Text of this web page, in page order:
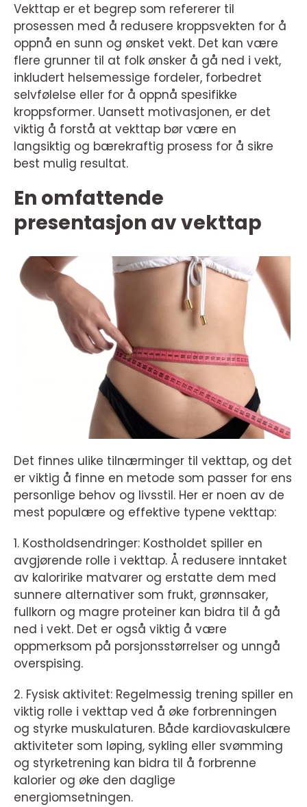
Vekttap er et begrep som refererer til
prosessen med å redusere kroppsvekten for å
oppnå en sunn og ønsket vekt. Det kan være
flere grunner til at folk ønsker å gå ned i vekt,
inkludert helsemessige fordeler, forbedret
selvfølelse eller for å oppnå spesifikke
kroppsformer. Uansett motivasjonen, er det
viktig å forstå at vekttap bør være en
langsiktig og bærekraftig prosess for å sikre
best mulig resultat.
En omfattende
presentasjon av vekttap
Det finnes ulike tilnærminger til vekttap, og det
er viktig å finne en metode som passer for ens
personlige behov og livsstil. Her er noen av de
mest populære og effektive typene vekttap:
1. Kostholdsendringer: Kostholdet spiller en
avgjørende rolle i vekttap. Å redusere inntaket
av kaloririke matvarer og erstatte dem med
sunnere alternativer som frukt, grønnsaker,
fullkorn og magre proteiner kan bidra til å gå
ned i vekt. Det er også viktig å være
oppmerksom på porsjonsstørrelser og unngå
overspising.
2. Fysisk aktivitet: Regelmessig trening spiller en
viktig rolle i vekttap ved å øke forbrenningen
og styrke muskulaturen. Både kardiovaskulære
aktiviteter som løping, sykling eller svømming
og styrketrening kan bidra til å forbrenne
kalorier og øke den daglige
energiomsetningen.